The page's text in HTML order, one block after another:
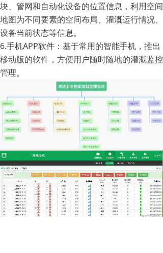
块、管网和自动化设备的位置信息，利用空间
地图为不同要素的空间布局、灌溉运行情况、
设备当前状态等信息。
6.手机APP软件：基于常用的智能手机，推出
移动版的软件，方便用户随时随地的灌溉监控
管理。